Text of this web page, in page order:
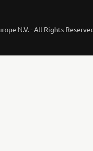
N.V. - All Rights